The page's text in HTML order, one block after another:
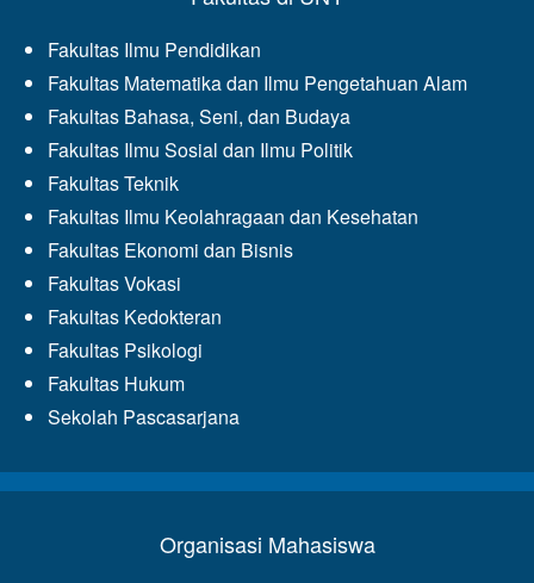
Jadi
Aksi
Nyata
Dukung
SDGs
Fakultas Ilmu Pendidikan
Fakultas Matematika dan Ilmu Pengetahuan Alam
Fakultas Bahasa, Seni, dan Budaya
Fakultas Ilmu Sosial dan Ilmu Politik
Fakultas Teknik
Fakultas Ilmu Keolahragaan dan Kesehatan
Fakultas Ekonomi dan Bisnis
Fakultas Vokasi
Fakultas Kedokteran
Fakultas Psikologi
Fakultas Hukum
Sekolah Pascasarjana
Organisasi Mahasiswa